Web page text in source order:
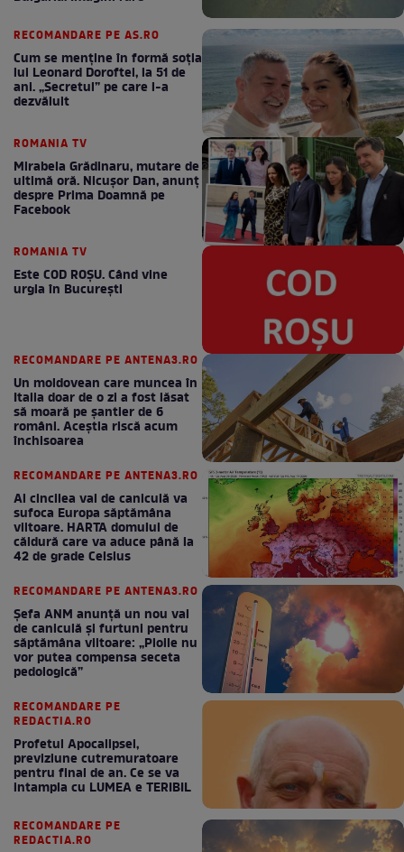
RECOMANDARE PE AS.RO
Cum se menţine în formă soţia
lui Leonard Doroftei, la 51 de
ani. „Secretul” pe care l-a
dezvăluit
ROMANIA TV
Mirabela Grădinaru, mutare de
ultimă oră. Nicuşor Dan, anunţ
despre Prima Doamnă pe
Facebook
ROMANIA TV
Este COD ROŞU. Când vine
urgia în Bucureşti
RECOMANDARE PE ANTENA3.RO
Un moldovean care muncea în
Italia doar de o zi a fost lăsat
să moară pe şantier de 6
români. Aceștia riscă acum
închisoarea
RECOMANDARE PE ANTENA3.RO
Al cincilea val de caniculă va
sufoca Europa săptămâna
viitoare. HARTA domului de
căldură care va aduce până la
42 de grade Celsius
RECOMANDARE PE ANTENA3.RO
Șefa ANM anunță un nou val
de caniculă și furtuni pentru
săptămâna viitoare: „Ploile nu
vor putea compensa seceta
pedologică”
RECOMANDARE PE
REDACTIA.RO
Profetul Apocalipsei,
previziune cutremuratoare
pentru final de an. Ce se va
intampla cu LUMEA e TERIBIL
RECOMANDARE PE
REDACTIA.RO